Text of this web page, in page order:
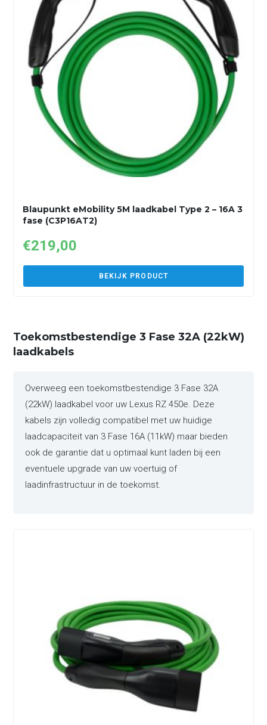
Blaupunkt eMobility 5M laadkabel Type 2 – 16A 3
fase (C3P16AT2)
€219,00
BEKIJK PRODUCT
Toekomstbestendige 3 Fase 32A (22kW)
laadkabels
Overweeg een toekomstbestendige 3 Fase 32A
(22kW) laadkabel voor uw Lexus RZ 450e. Deze
kabels zijn volledig compatibel met uw huidige
laadcapaciteit van 3 Fase 16A (11kW) maar bieden
ook de garantie dat u optimaal kunt laden bij een
eventuele upgrade van uw voertuig of
laadinfrastructuur in de toekomst.